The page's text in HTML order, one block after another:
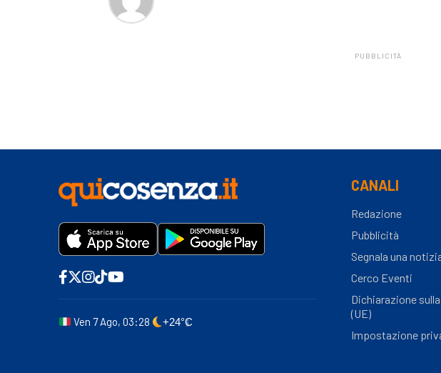
PUBBLICITÀ
Ven 7 Ago, 03:28 +24°C
CANALI
Redazione
Pubblicità
Segnala una
Cerco Eventi
Dichiarazione
(UE)
Impostazione